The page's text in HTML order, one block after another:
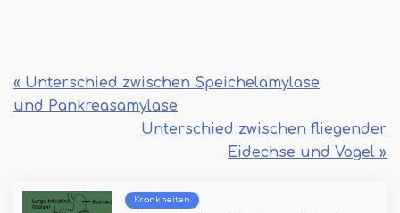
« Unterschied zwischen Speichelamylase
und Pankreasamylase
Unterschied zwischen fliegender
Eidechse und Vogel »
Krankheiten